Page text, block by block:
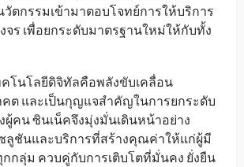
ตกรรมเข้ามาตอบโจทย์การให้บริการ
จร เพื่อยกระดับมาตรฐานใหม่ให้กับทั้ง
คโนโลยีดิจิทัลคือพลังขับเคลื่อน
คต และเป็นกุญแจสำคัญในการยกระดับ
คน ซินเน็คจึงมุ่งมั่นเดินหน้าอย่าง
ลูชันและบริการที่สร้างคุณค่าให้แก่ผู้มี
กกลุ่ม ควบคู่กับการเติบโตที่มั่นคง ยั่งยืน